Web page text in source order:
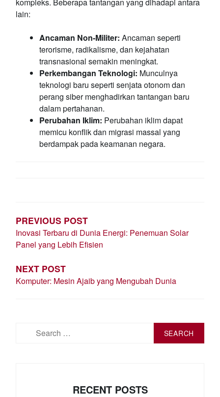
lain:
Ancaman Non-Militer: Ancaman seperti
terorisme, radikalisme, dan kejahatan
transnasional semakin meningkat.
Perkembangan Teknologi: Munculnya
teknologi baru seperti senjata otonom dan
perang siber menghadirkan tantangan baru
dalam pertahanan.
Perubahan Iklim: Perubahan iklim dapat
memicu konflik dan migrasi massal yang
berdampak pada keamanan negara.
PREVIOUS POST
Inovasi Terbaru di Dunia Energi: Penemuan Solar
Panel yang Lebih Efisien
NEXT POST
Komputer: Mesin Ajaib yang Mengubah Dunia
RECENT POSTS